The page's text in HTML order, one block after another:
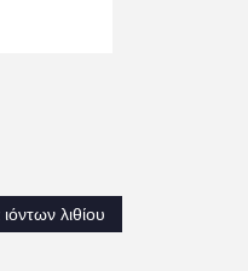
λιθίου